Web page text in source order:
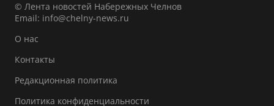
© Лента новостей Набережных Челнов
Email: info@chelny-news.ru
О нас
Контакты
Редакционная политика
Политика конфиденциальности